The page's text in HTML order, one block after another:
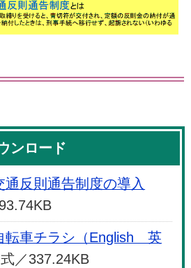
ンロード
通反則通告制度の導入
転車チラシ（English 英
／337.24KB